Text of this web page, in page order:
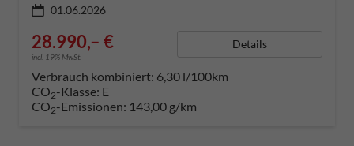
01.06.2026
28.990,– €
incl. 19% MwSt.
Details
Verbrauch kombiniert: 6,30 l/100km
CO2-Klasse: E
CO2-Emissionen: 143,00 g/km